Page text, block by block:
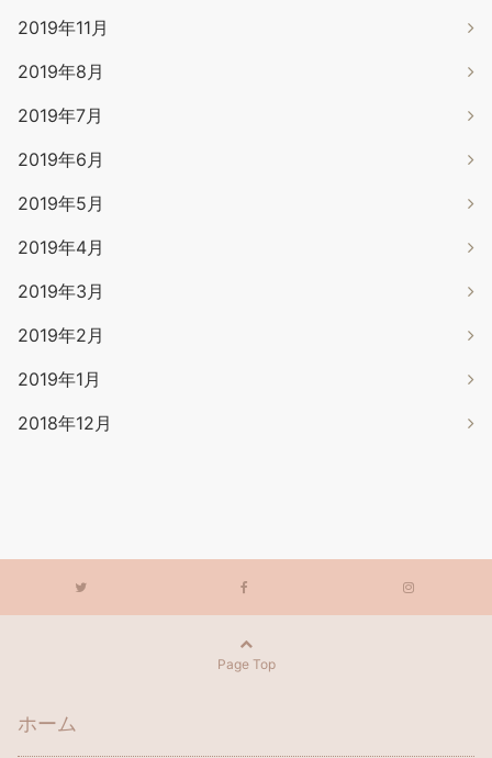
2019年11月
2019年8月
2019年7月
2019年6月
2019年5月
2019年4月
2019年3月
2019年2月
2019年1月
2018年12月
Page Top
ホーム